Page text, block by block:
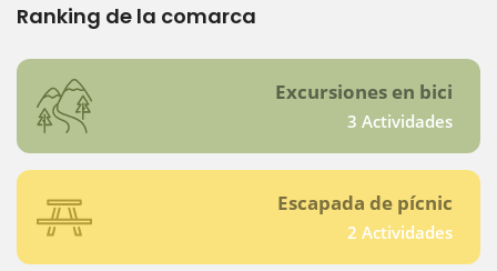
Ranking de la comarca
Excursiones en bici
3 Actividades
Escapada de pícnic
2 Actividades